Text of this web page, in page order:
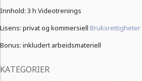
Innhold: 3 h Videotrenings
Lisens: privat og kommersiell Bruksrettigheter
Bonus: inkludert arbeidsmateriell
KATEGORIER